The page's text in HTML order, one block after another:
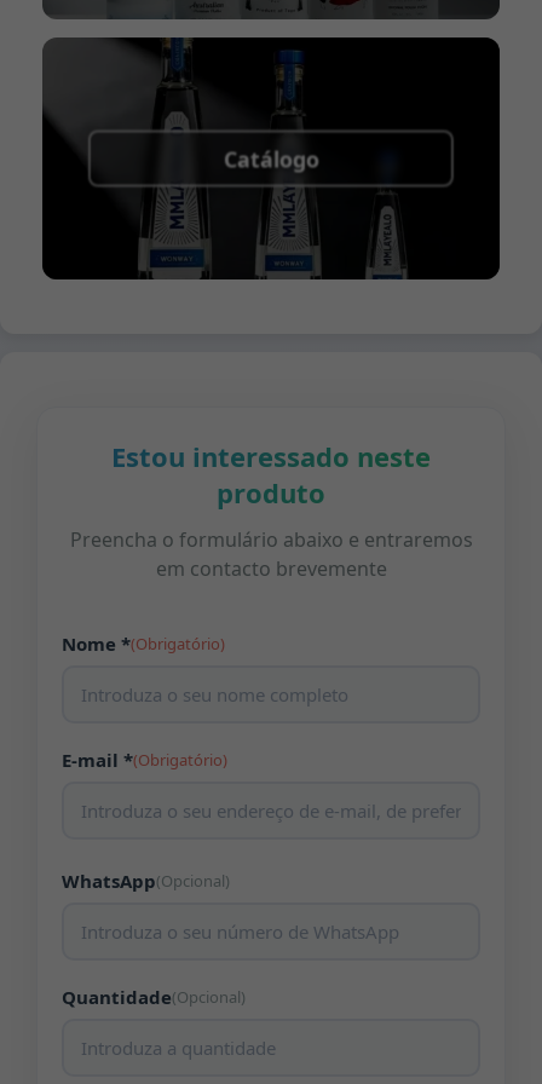
Catálogo
Estou interessado neste
produto
Preencha o formulário abaixo e entraremos
em contacto brevemente
Nome *(Obrigatório)
E-mail *(Obrigatório)
WhatsApp(Opcional)
Quantidade(Opcional)